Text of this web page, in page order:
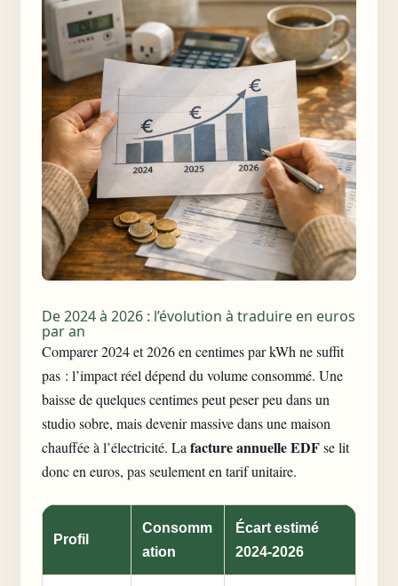
De 2024 à 2026 : l’évolution à traduire en euros
par an
Comparer 2024 et 2026 en centimes par kWh ne suffit
pas : l’impact réel dépend du volume consommé. Une
baisse de quelques centimes peut peser peu dans un
studio sobre, mais devenir massive dans une maison
chauffée à l’électricité. La facture annuelle EDFse lit
donc en euros, pas seulement en tarif unitaire.
Profil
Consomm
ation
Écart estimé
2024-2026